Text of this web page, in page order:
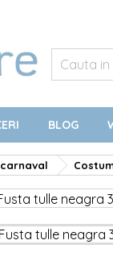
BLOG